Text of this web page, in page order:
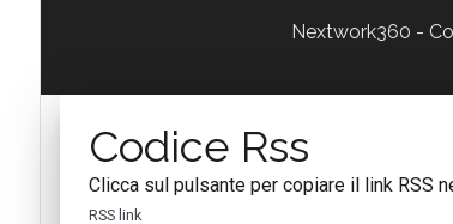
Nextwork360 -
Codice Rss
Clicca sul pulsante per copiare il link RSS
RSS link